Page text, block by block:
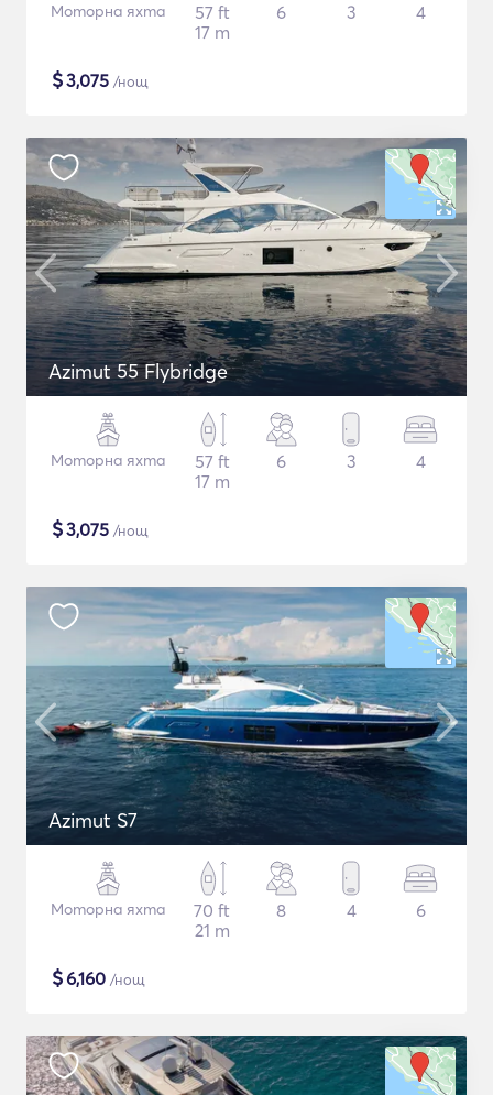
Моторна яхта
57 ft
17 m
6 3 4
$3,075 /нощ
Azimut 55 Flybridge
Моторна яхта
57 ft
17 m
6 3 4
$3,075 /нощ
Azimut S7
Моторна яхта
70 ft
21 m
8 4 6
$6,160 /нощ